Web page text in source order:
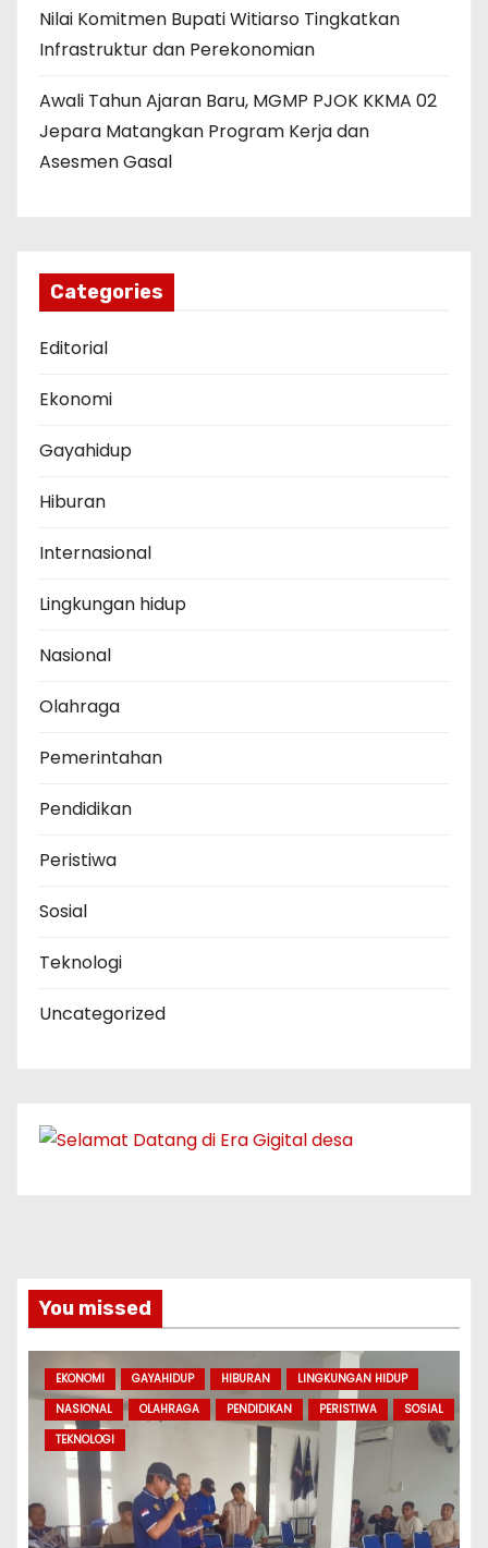
Nilai Komitmen Bupati Witiarso Tingkatkan
Infrastruktur dan Perekonomian
Awali Tahun Ajaran Baru, MGMP PJOK KKMA 02
Jepara Matangkan Program Kerja dan
Asesmen Gasal
Categories
Editorial
Ekonomi
Gayahidup
Hiburan
Internasional
Lingkungan hidup
Nasional
Olahraga
Pemerintahan
Pendidikan
Peristiwa
Sosial
Teknologi
Uncategorized
You missed
EKONOMI GAYAHIDUP HIBURAN
LINGKUNGAN HIDUP
NASIONAL
OLAHRAGA PENDIDIKAN PERISTIWA
SOSIAL
TEKNOLOGI